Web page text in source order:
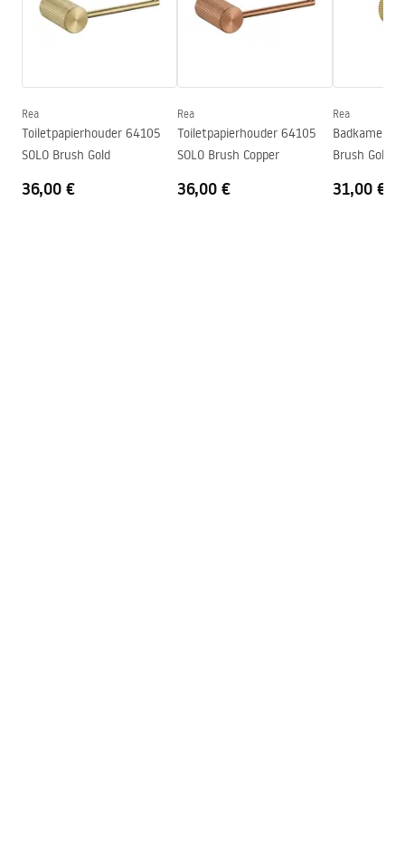
Diepte
52mm
Rea
Toiletpapierhouder 64105
SOLO Brush Gold
36,00 €
Rea
Toiletpapierhouder 64105
SOLO Brush Copper
36,00 €
Rea
Brush Gold
31,00 €